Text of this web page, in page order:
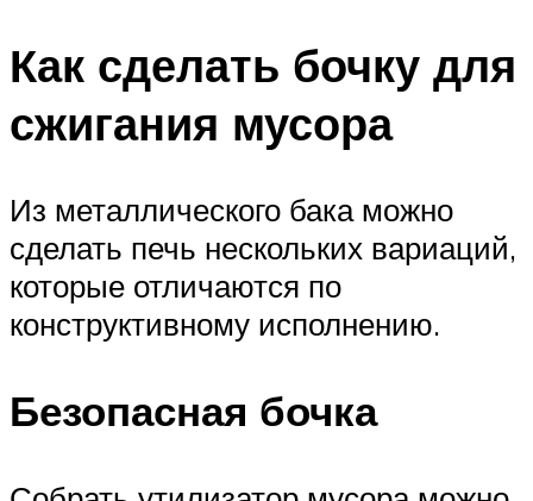
Как сделать бочку для
сжигания мусора
Из металлического бака можно
сделать печь нескольких вариаций,
которые отличаются по
конструктивному исполнению.
Безопасная бочка